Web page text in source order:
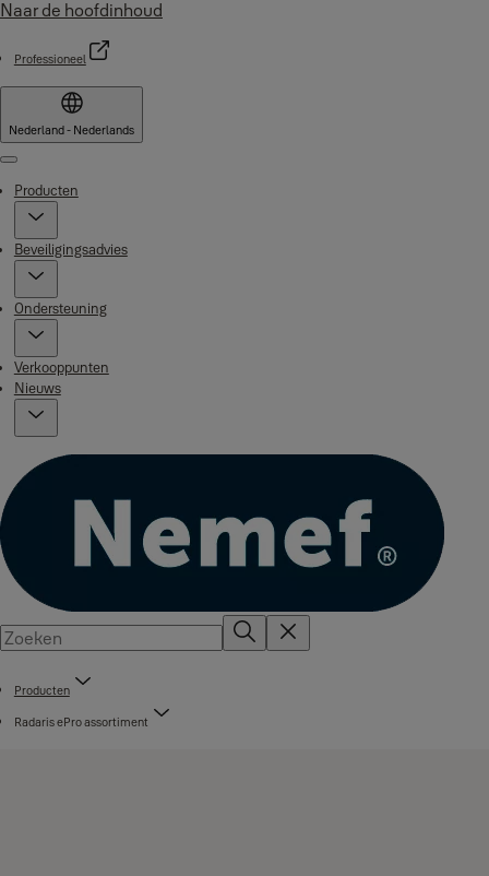
Naar de hoofdinhoud
Professioneel
Nederland - Nederlands
Menu
Producten
Beveiligingsadvies
Ondersteuning
Verkooppunten
Nieuws
Producten
Radaris ePro assortiment